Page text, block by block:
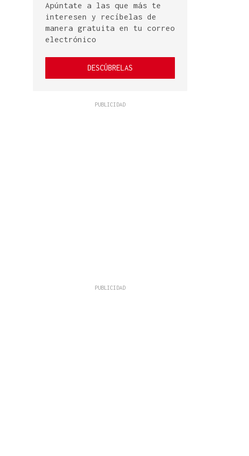
Apúntate a las que más te
interesen y recíbelas de
manera gratuita en tu correo
electrónico
DESCÚBRELAS